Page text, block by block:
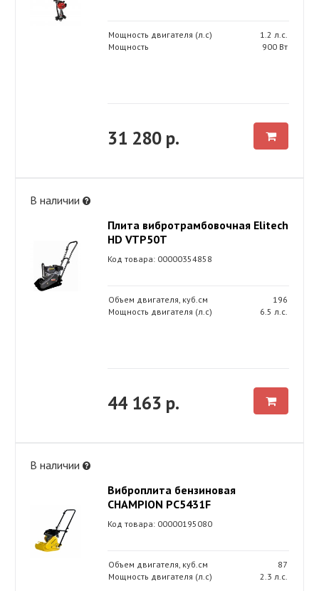
Мощность двигателя (л.с)
1.2 л.с.
Мощность
900 Вт
31 280 р.
В наличии
Плита вибротрамбовочная Elitech
HD VTP50T
Код товара: 00000354858
Объем двигателя, куб.см
196
Мощность двигателя (л.с)
6.5 л.с.
44 163 р.
В наличии
Виброплита бензиновая
CHAMPION PC5431F
Код товара: 00000195080
Объем двигателя, куб.см
87
Мощность двигателя (л.с)
2.3 л.с.